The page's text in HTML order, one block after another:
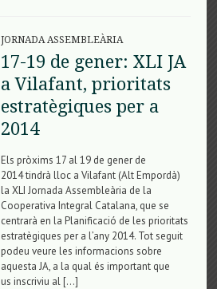
JORNADA ASSEMBLEÀRIA
17-19 de gener: XLI JA
a Vilafant, prioritats
estratègiques per a
2014
Els pròxims 17 al 19 de gener de
2014 tindrà lloc a Vilafant (Alt Empordà)
la XLI Jornada Assembleària de la
Cooperativa Integral Catalana, que se
centrarà en la Planificació de les prioritats
estratègiques per a l’any 2014. Tot seguit
podeu veure les informacions sobre
aquesta JA, a la qual és important que
us inscriviu al […]